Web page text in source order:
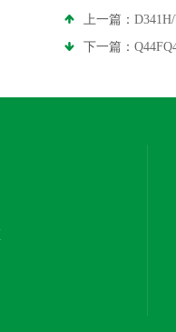
上一篇：
下一篇：